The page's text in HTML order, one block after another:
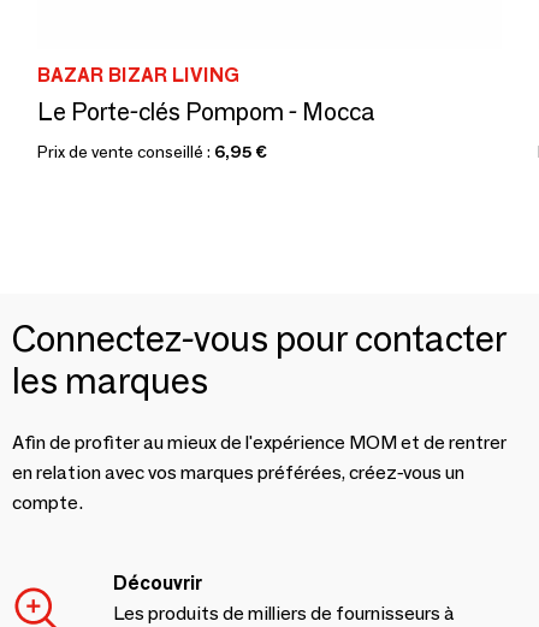
BAZAR BIZAR LIVING
Le Porte-clés Pompom - Mocca
Prix de vente conseillé : 6,95 €
Connectez-vous pour contacter
les marques
Afin de profiter au mieux de l'expérience MOM et de rentrer
en relation avec vos marques préférées, créez-vous un
compte.
Découvrir
Les produits de milliers de fournisseurs à